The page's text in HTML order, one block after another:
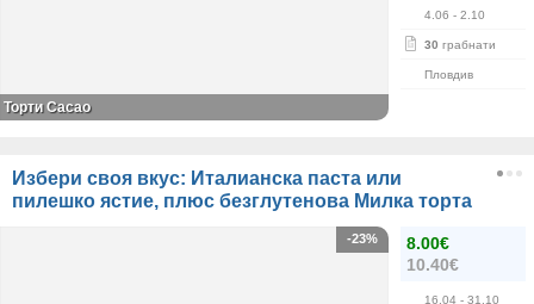
4.06 - 2.10
30 грабнати
Пловдив
Торти Cacao
Избери своя вкус: Италианска паста или
пилешко ястие, плюс безглутенова Милка торта
8.00€
10.40€
16.04 - 31.10
-23%